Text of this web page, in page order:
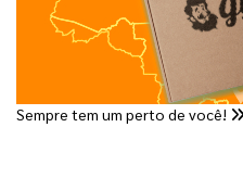
Sempre tem um perto de você!